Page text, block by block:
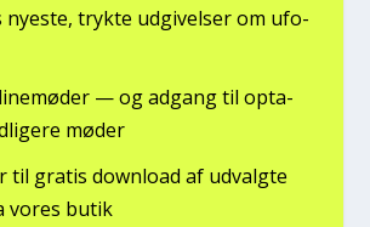
nye­ste, tryk­te udgi­vel­ser om ufo­
— og adgang til opta­
møder
til gra­tis down­lo­ad af udvalg­te
vores butik